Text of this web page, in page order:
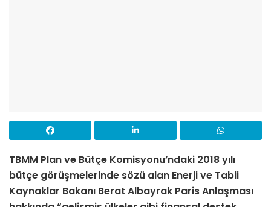
TBMM Plan ve Bütçe Komisyonu’ndaki 2018 yılı
bütçe görüşmelerinde sözü alan Enerji ve Tabii
Kaynaklar Bakanı Berat Albayrak Paris Anlaşması